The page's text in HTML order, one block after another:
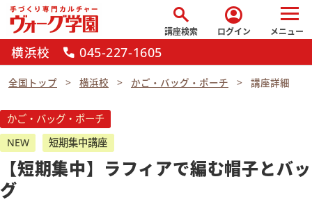
search
講座検索
account_circle
ログイン メニュー
横浜校 call 045-227-1605
全国トップ 横浜校 かご・バッグ・ポーチ 講座詳細
かご・バッグ・ポーチ
NEW
短期集中講座
【短期集中】ラフィアで編む帽子とバッ
グ